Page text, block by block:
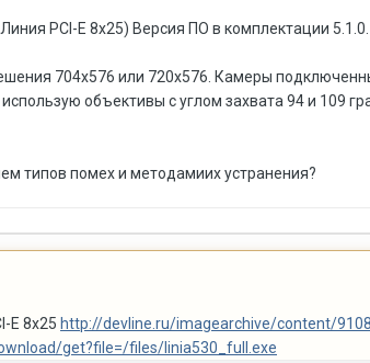
PCI-E 8x25) Версия ПО в комплектации 5.1.0.
704x576 или 720х576. Камеры
объективы с углом захвата 94 и 109
типов помех и методамиих устранения?
E 8x25 http://devline.ru/imagearchive/content/
get?file=/files/linia530_full.exe